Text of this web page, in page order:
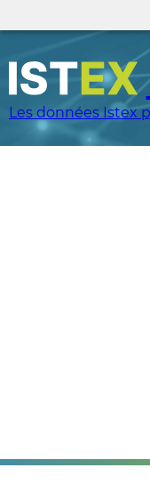
Les données Istex